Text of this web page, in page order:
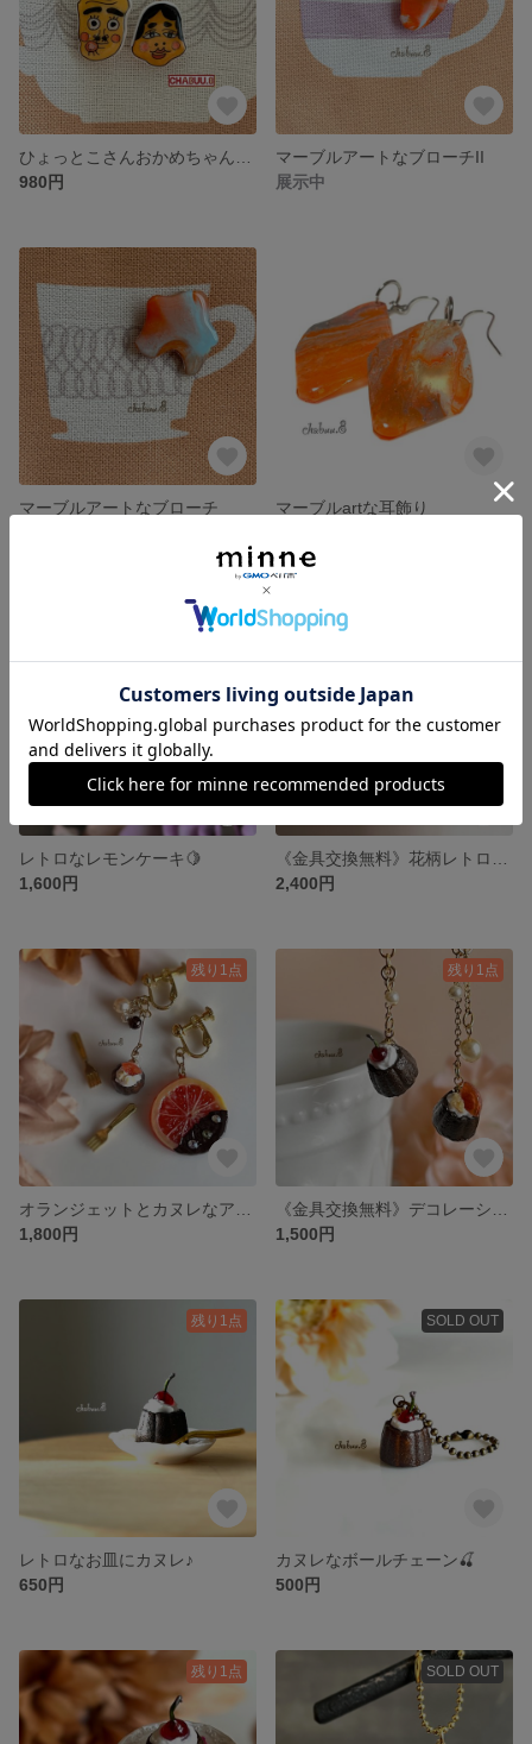
980円
マーブルアートなブローチII
展示中
マーブルアートなブローチ
マーブルartな耳飾り
残り1点
レトロなレモンケーキ🍋
1,600円
2,400円
残り1点
1,800円
残り1点
1,500円
残り1点
レトロなお皿にカヌレ♪
650円
SOLD OUT
カヌレなボールチェーン🍒
500円
残り1点 SOLD OUT